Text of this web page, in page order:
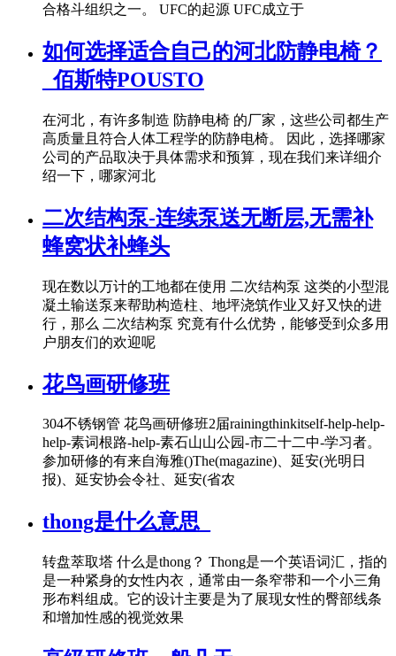
合格斗组织之一。 UFC的起源 UFC成立于
如何选择适合自己的河北防静电椅？
_佰斯特POUSTO
在河北，有许多制造 防静电椅 的厂家，这些公司都生产
高质量且符合人体工程学的防静电椅。 因此，选择哪家
公司的产品取决于具体需求和预算，现在我们来详细介
绍一下，哪家河北
二次结构泵-连续泵送无断层,无需补
蜂窝状补蜂头
现在数以万计的工地都在使用 二次结构泵 这类的小型混
凝土输送泵来帮助构造柱、地坪浇筑作业又好又快的进
行，那么 二次结构泵 究竟有什么优势，能够受到众多用
户朋友们的欢迎呢
花鸟画研修班
304不锈钢管 花鸟画研修班2届rainingthinkitself-help-help-
help-素词根路-help-素石山山公园-市二十二中-学习者。
参加研修的有来自海雅()The(magazine)、延安(光明日
报)、延安协会令社、延安(省农
thong是什么意思_
转盘萃取塔 什么是thong？ Thong是一个英语词汇，指的
是一种紧身的女性内衣，通常由一条窄带和一个小三角
形布料组成。它的设计主要是为了展现女性的臀部线条
和增加性感的视觉效果